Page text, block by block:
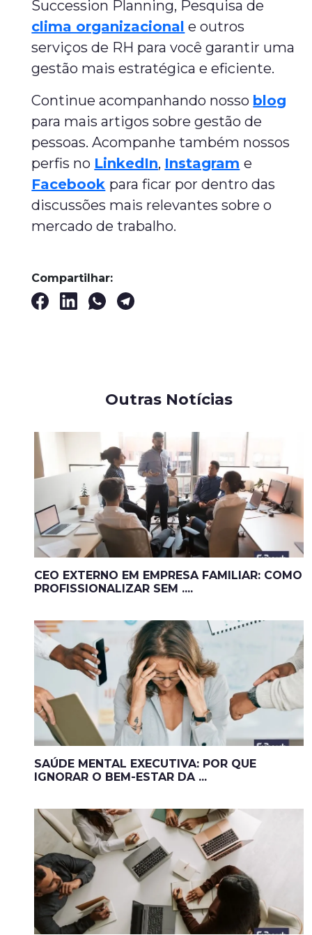
Succession Planning, Pesquisa de
clima organizacional e outros
serviços de RH para você garantir uma
gestão mais estratégica e eficiente.
Continue acompanhando nosso blog
para mais artigos sobre gestão de
pessoas. Acompanhe também nossos
perfis no LinkedIn, Instagram e
Facebook para ficar por dentro das
discussões mais relevantes sobre o
mercado de trabalho.
Compartilhar:
Outras Notícias
CEO EXTERNO EM EMPRESA FAMILIAR: COMO
PROFISSIONALIZAR SEM ....
SAÚDE MENTAL EXECUTIVA: POR QUE
IGNORAR O BEM-ESTAR DA ...